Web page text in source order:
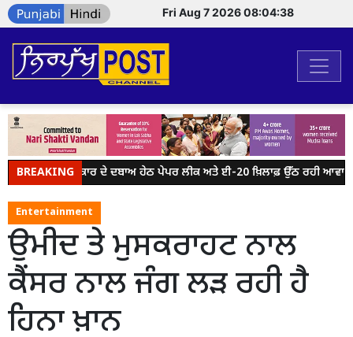
Fri Aug 7 2026 08:04:38
BREAKING
ਮੋਦੀ ਸਰਕਾਰ ਦੇ ਦਬਾਅ ਹੇਠ ਪੇਪਰ ਲੀਕ ਅਤੇ ਈ-20 ਖ਼ਿਲਾਫ਼ ਉੱਠ ਰਹੀ ਆਵਾਜ਼ ਨੂੰ
Entertainment
ਉਮੀਦ ਤੇ ਮੁਸਕਰਾਹਟ ਨਾਲ
ਕੈਂਸਰ ਨਾਲ ਜੰਗ ਲੜ ਰਹੀ ਹੈ
ਹਿਨਾ ਖ਼ਾਨ